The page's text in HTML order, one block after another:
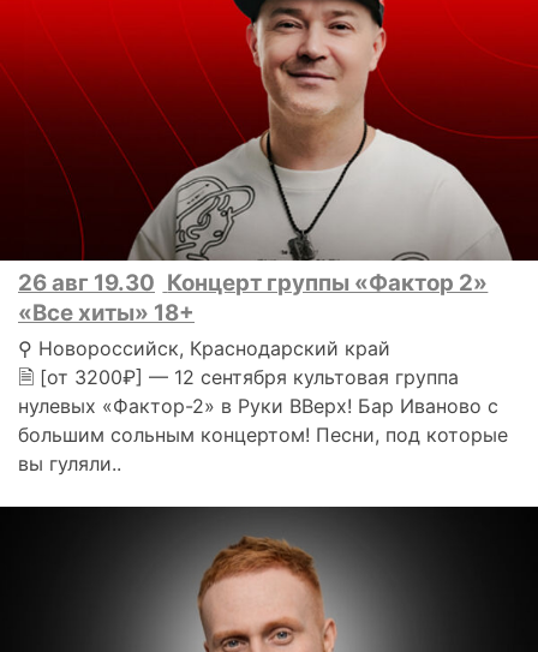
26 авг 19.30 Концерт группы «Фактор 2»
«Все хиты» 18+
⚲ Новороссийск, Краснодарский край
🗎 [от 3200₽] — 12 сентября культовая группа
нулевых «Фактор-2» в Руки ВВерх! Бар Иваново с
большим сольным концертом! Песни, под которые
вы гуляли..